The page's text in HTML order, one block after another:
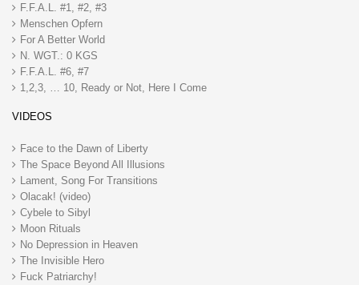
F.F.A.L. #1, #2, #3
Menschen Opfern
For A Better World
N. WGT.: 0 KGS
F.F.A.L. #6, #7
1,2,3, … 10, Ready or Not, Here I Come
VIDEOS
Face to the Dawn of Liberty
The Space Beyond All Illusions
Lament, Song For Transitions
Olacak! (video)
Cybele to Sibyl
Moon Rituals
No Depression in Heaven
The Invisible Hero
Fuck Patriarchy!